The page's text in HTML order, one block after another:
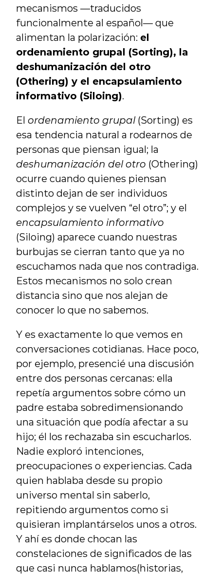
mecanismos —traducidos
funcionalmente al español— que
alimentan la polarización: el
ordenamiento grupal (Sorting), la
deshumanización del otro
(Othering) y el encapsulamiento
informativo (Siloing).
El ordenamiento grupal (Sorting) es
esa tendencia natural a rodearnos de
deshumanización del otro (Othering)
ocurre cuando quienes piensan
distinto dejan de ser individuos
encapsulamiento informativo
(Siloing) aparece cuando nuestras
burbujas se cierran tanto que ya no
escuchamos nada que nos contradiga.
Estos mecanismos no solo crean
distancia sino que nos alejan de
conocer lo que no sabemos.
Y es exactamente lo que vemos en
conversaciones cotidianas. Hace poco,
por ejemplo, presencié una discusión
entre dos personas cercanas: ella
repetía argumentos sobre cómo un
padre estaba sobredimensionando
una situación que podía afectar a su
hijo; él los rechazaba sin escucharlos.
Nadie exploró intenciones,
preocupaciones o experiencias. Cada
quien hablaba desde su propio
universo mental sin saberlo,
repitiendo argumentos como si
quisieran implantárselos unos a otros.
Y ahí es donde chocan las
constelaciones de significados de las
que casi nunca hablamos(historias,